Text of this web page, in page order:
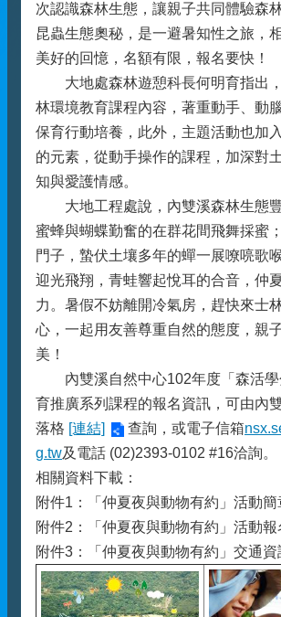
次認識森林生態，讓親子共同體驗森
昆蟲生態奧秘，是一避暑知性之旅，
美好的回憶，名額有限，報名要快！
大地處森林遊憩科長何明育指出
林環境教育課程內容，著重動手、動
保育行動培養，此外，主題活動也加
的元素，從動手操作的課程，加深對
知與愛護情感。
大地工程處說，內雙溪森林生態
蜜蜂與蝴蝶勤奮的在群花間飛舞採蜜
門子，蟄伏土壤多年的蟬一展嘹喨歌
迎光飛翔，青蛙響起悅耳的合音，仲
力。暑假不妨離開冷氣房，趕快來士
心，一起用友善尊重自然的態度，親
美！
內雙溪自然中心102年度「森活學
育推廣系列課程的報名資訊，可由內
落格 [連結] 查詢，或電子信箱
g.tw及電話 (02)2393-0102 #16洽詢。
相關資料下載：
附件1：「仲夏夜與動物有約」活動簡
附件2：「仲夏夜與動物有約」活動報
附件3：「仲夏夜與動物有約」交通資